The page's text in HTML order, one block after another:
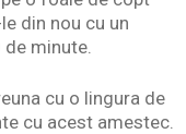
din nou cu un
minute.
cu o lingura de
cu acest amestec.